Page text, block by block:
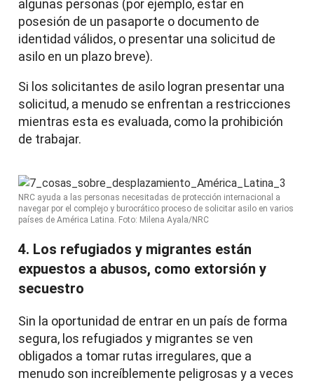
algunas personas (por ejemplo, estar en
posesión de un pasaporte o documento de
identidad válidos, o presentar una solicitud de
asilo en un plazo breve).
Si los solicitantes de asilo logran presentar una
solicitud, a menudo se enfrentan a restricciones
mientras esta es evaluada, como la prohibición
de trabajar.
NRC ayuda a las personas necesitadas de protección internacional a
navegar por el complejo y burocrático proceso de solicitar asilo en varios
países de América Latina. Foto: Milena Ayala/NRC
4. Los refugiados y migrantes están
expuestos a abusos, como extorsión y
secuestro
Sin la oportunidad de entrar en un país de forma
segura, los refugiados y migrantes se ven
obligados a tomar rutas irregulares, que a
menudo son increíblemente peligrosas y a veces